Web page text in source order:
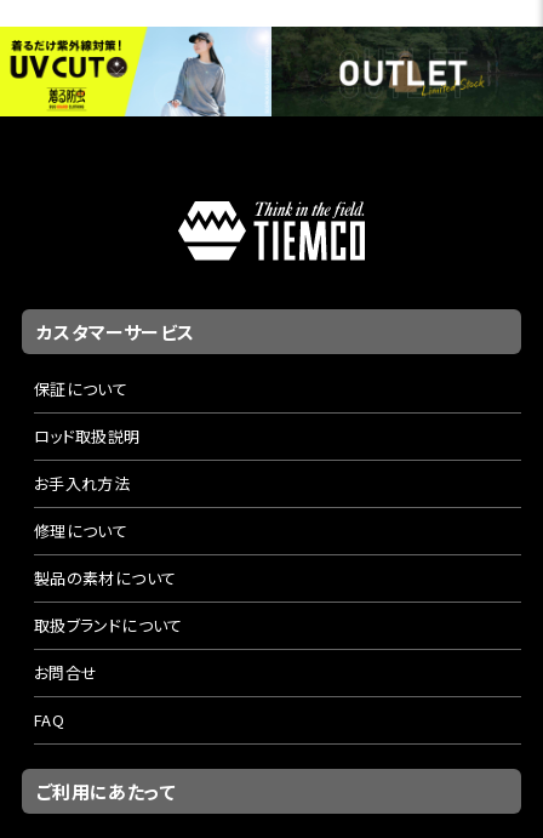
カスタマーサービス
保証について
ロッド取扱説明
お手入れ方法
修理について
製品の素材について
取扱ブランドについて
お問合せ
FAQ
ご利用にあたって